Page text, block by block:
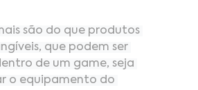
são do que produtos
que podem ser
de um game, seja
o equipamento do